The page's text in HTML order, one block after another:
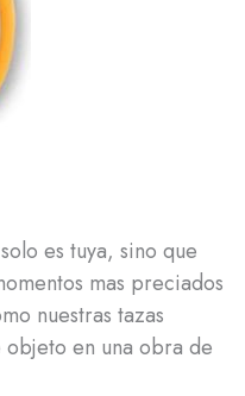
es tuya, sino que
mas preciados
nuestras tazas
en una obra de